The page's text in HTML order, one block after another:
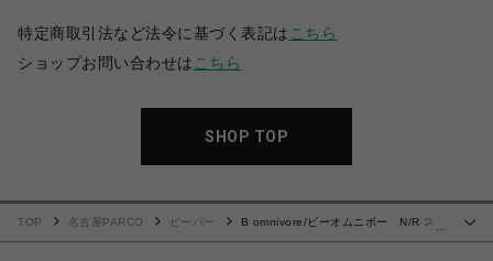
特定商取引法など法令に基づく表記は こちら
ショップお問い合わせは こちら
SHOP TOP
…
TOP 名古屋PARCO ビーバー
B omnivore/ビーオムニボー N/R スト